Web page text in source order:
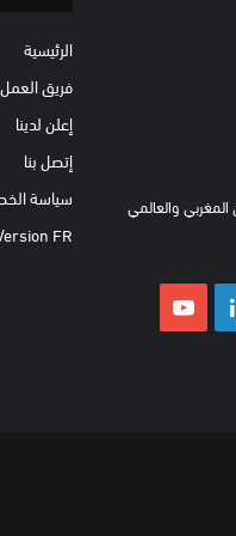
المغربي والعالمي
لينكدإن
الرئيسية
فريق العمل
إعلن لدينا
إتصل بنا
سياسة
FR